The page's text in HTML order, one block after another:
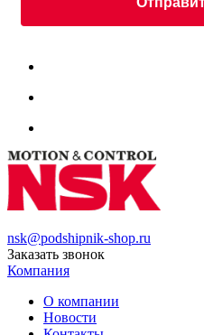
nsk@podshipnik-shop.ru
Заказать звонок
Компания
О компании
Новости